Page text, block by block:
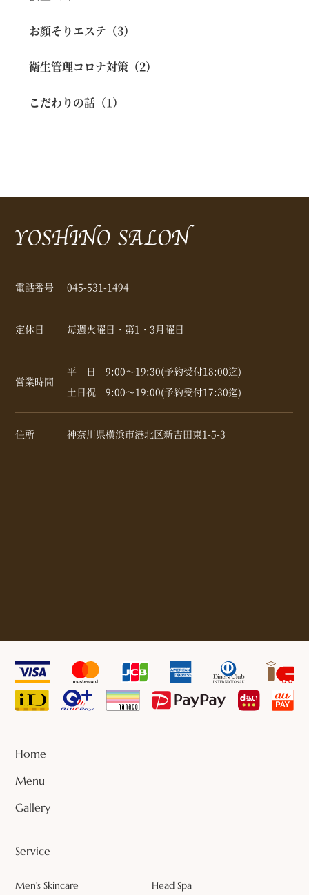
お顔そりエステ（3）
衛生管理コロナ対策（2）
こだわりの話（1）
電話番号 045-531-1494
定休日 毎週火曜日・第1・3月曜日
営業時間
平 日 9:00～19:30(予約受付18:00迄)
土日祝 9:00～19:00(予約受付17:30迄)
住所 神奈川県横浜市港北区新吉田東1-5-3
Home
Menu
Gallery
Service
Men’s Skincare Head Spa